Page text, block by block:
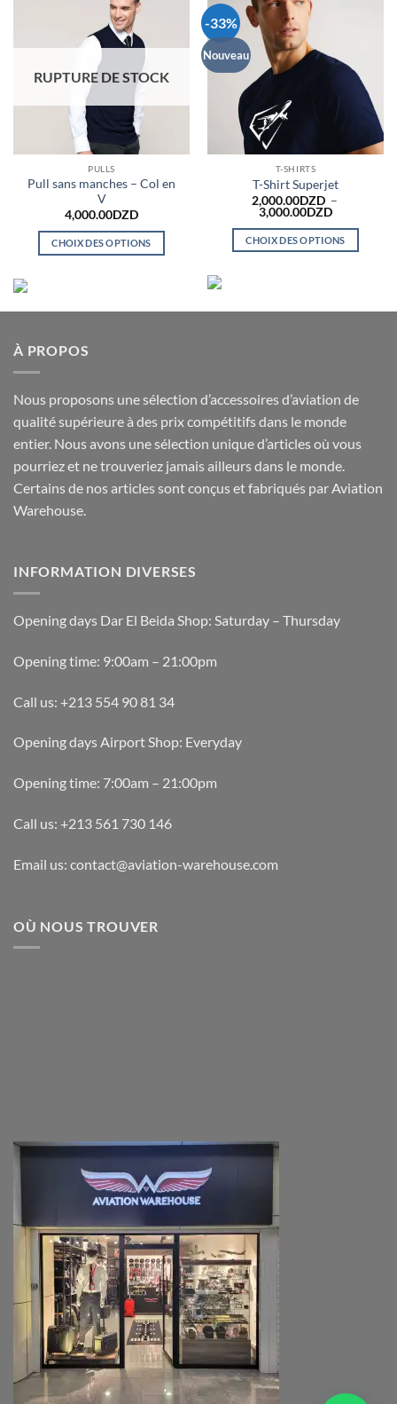
RUPTURE DE STOCK
PULLS
Pull sans manches – Col en
V
4,000.00DZD
CHOIX DES OPTIONS
choisies
sur
la
page
-33%
Nouveau
T-SHIRTS
T-Shirt Superjet
2,000.00DZD –
3,000.00DZDPlage
prix :
CHOIX DES OPTIONS
plusieurs
être
choisies
sur
la
page
À PROPOS
Nous proposons une sélection d’accessoires d’aviation de
qualité supérieure à des prix compétitifs dans le monde
entier. Nous avons une sélection unique d’articles où vous
pourriez et ne trouveriez jamais ailleurs dans le monde.
Certains de nos articles sont conçus et fabriqués par Aviation
Warehouse.
INFORMATION DIVERSES
Opening days Dar El Beida Shop: Saturday – Thursday
Opening time: 9:00am – 21:00pm
Call us: +213 554 90 81 34
Opening days Airport Shop: Everyday
Opening time: 7:00am – 21:00pm
Call us: +213 561 730 146
Email us: contact@aviation-warehouse.com
OÙ NOUS TROUVER